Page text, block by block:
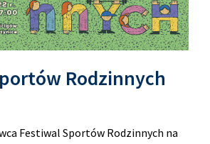
Rodzinnych
Festiwal Sportów Rodzinnych na